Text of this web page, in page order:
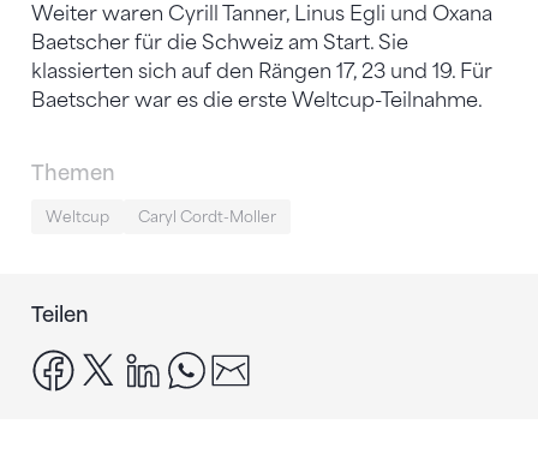
Weiter waren Cyrill Tanner, Linus Egli und Oxana
Baetscher für die Schweiz am Start. Sie
klassierten sich auf den Rängen 17, 23 und 19. Für
Baetscher war es die erste Weltcup-Teilnahme.
Themen
Weltcup Caryl Cordt-Moller
Teilen
facebook
x linkedinwhatsapp